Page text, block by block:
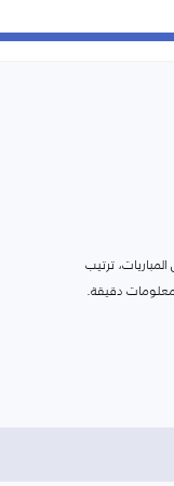
ترتيب
دقيقة.